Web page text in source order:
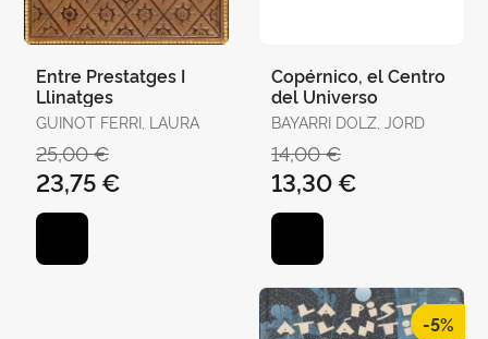
Entre Prestatges I
Llinatges
GUINOT FERRI, LAURA
25,00 €
23,75 €
Copérnico, el Centro
del Universo
BAYARRI DOLZ, JORD
14,00 €
13,30 €
-5%